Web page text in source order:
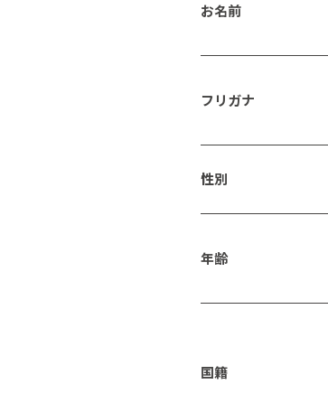
お名前
フリガナ
性別
年齢
国籍